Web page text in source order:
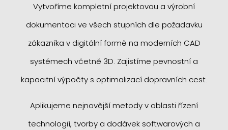
Vytvoříme kompletní projektovou a výrobní
dokumentaci ve všech stupních dle požadavku
zákazníka v digitální formě na moderních CAD
systémech včetně 3D. Zajistíme pevnostní a
kapacitní výpočty s optimalizací dopravních cest.
Aplikujeme nejnovější metody v oblasti řízení
technologií, tvorby a dodávek softwarových a